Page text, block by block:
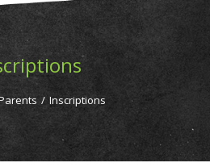
/ Inscriptions